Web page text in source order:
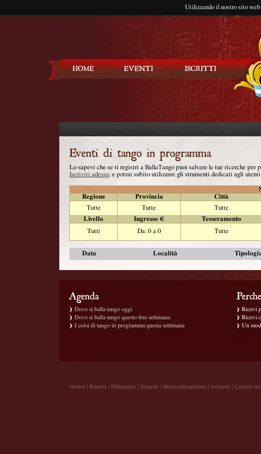
Utilizzando il nostro sito
Lo sapevi che se ti registri a BallaTango puoi salvare le tue ricerche per
Iscriviti adesso, e potrai subito utilizzare gli strumenti dedicati agli
Regione
Provincia Città
Tutte
Tutte Tutte
Livello
Ingresso €
Tesseramento
Tutti
Da: 0 a 0 Tutte
Data Località
Dove si balla tango oggi
Dove si balla tango questo fine settimana
I corsi di tango in programma questa settimana
Ricevi
Ricevi
Un
Home | Eventi | Milonghe | Scuole | Musicalizadores | Iscriviti | Centro